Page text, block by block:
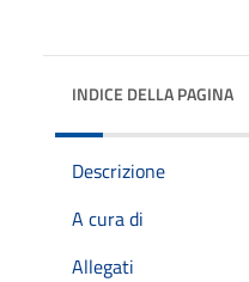
INDICE DELLA PAGINA
Descrizione
A cura di
Allegati